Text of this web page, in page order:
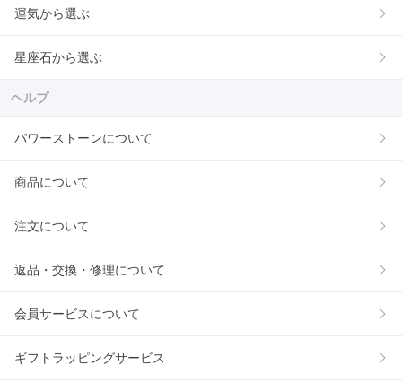
運気から選ぶ
星座石から選ぶ
ヘルプ
パワーストーンについて
商品について
注文について
返品・交換・修理について
会員サービスについて
ギフトラッピングサービス